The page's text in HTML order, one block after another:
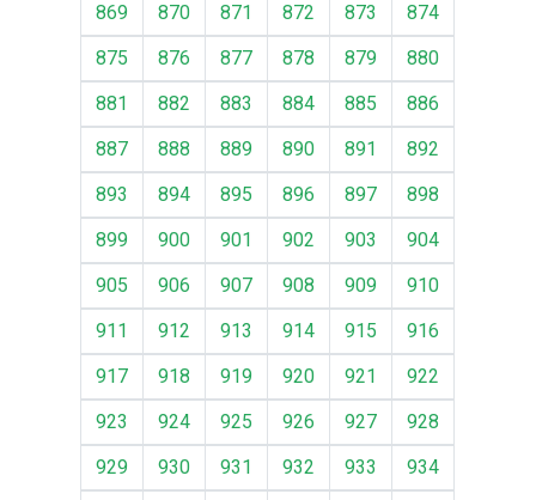
869
870 871 872 873
874
875
876 877 878 879
880
881
882 883 884 885
886
887
888 889 890 891
892
893
894 895 896 897
898
899
900 901 902 903
904
905
906 907 908 909
910
911
912 913 914 915
916
917
918 919 920 921
922
923
924 925 926 927
928
929
930 931 932 933
934